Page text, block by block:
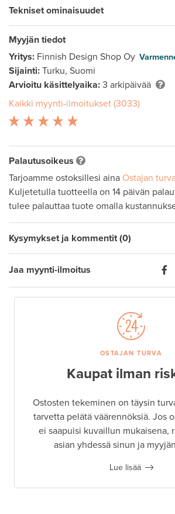
Tekniset ominaisuudet
Myyjän tiedot
Yritys: Finnish Design Shop Oy
Sijainti: Turku, Suomi
Arvioitu käsittelyaika: 3 arkipäivää
Kaikki myynti-ilmoitukset (3033)
Palautusoikeus
Tarjoamme ostoksillesi aina Ostajan
Kuljetetulla tuotteella on 14 päivän
tulee palauttaa tuote omalla
Kysymykset ja kommentit (0)
Jaa myynti-ilmoitus
OSTAJAN TURVA
Kaupat ilman
Ostosten tekeminen on täysin
tarvetta pelätä väärennöksiä. Jos
ei saapuisi kuvaillun mukaisena,
asian yhdessä sinun ja
Lue lisää